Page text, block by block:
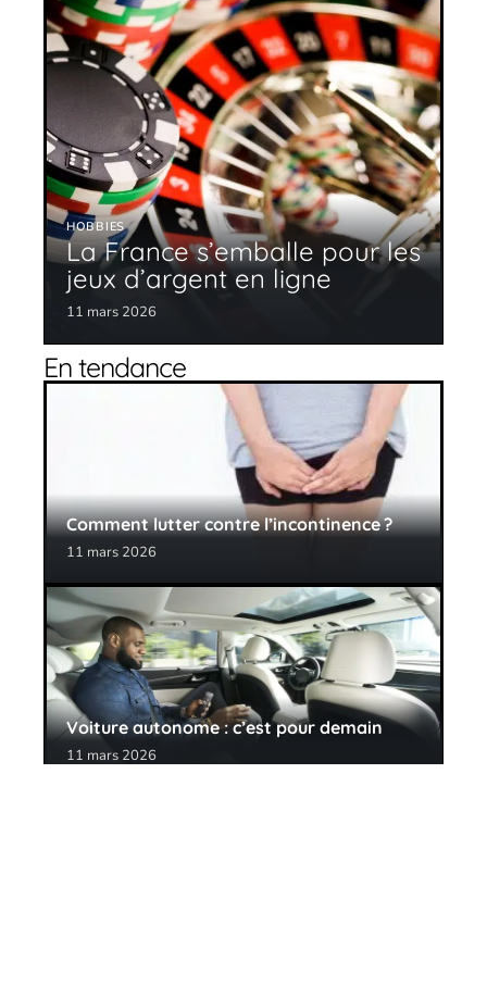
HOBBIES
La France s’emballe pour les
jeux d’argent en ligne
11 mars 2026
En tendance
Comment lutter contre l’incontinence ?
11 mars 2026
Voiture autonome : c’est pour demain
11 mars 2026